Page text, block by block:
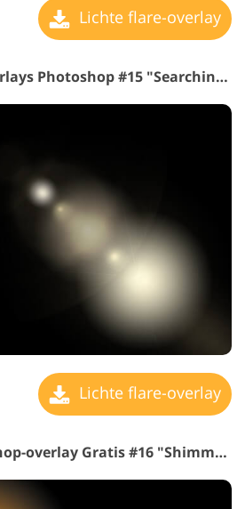
Lichte flare-overlay
Gratis lensflare-overlays Photoshop #15 "Searching for Dreams"
Lichte flare-overlay
Lichte flare Photoshop-overlay Gratis #16 "Shimmering Air"